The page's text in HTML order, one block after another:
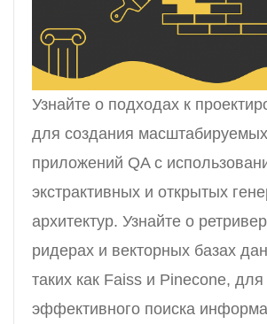
Узнайте о подходах к
для создания масштабируемых
приложений QA с
экстрактивных и открытых
архитектур. Узнайте о
ридерах и векторных базах
таких как Faiss и Pinecone, для
эффективного поиска